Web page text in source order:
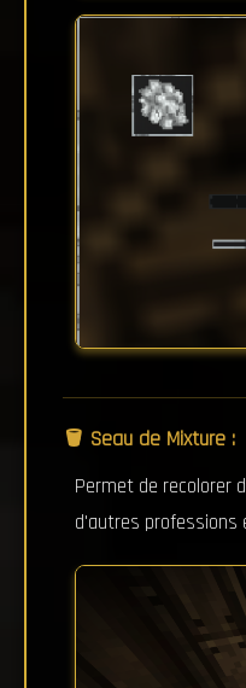
🪣 Seau de Mixture :
Permet de recolorer
d'autres professions